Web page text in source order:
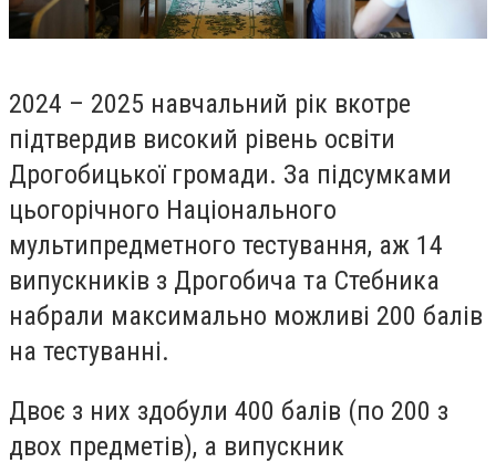
2024 – 2025 навчальний рік вкотре
підтвердив високий рівень освіти
Дрогобицької громади. За підсумками
цьогорічного Національного
мультипредметного тестування, аж 14
випускників з Дрогобича та Стебника
набрали максимально можливі 200 балів
на тестуванні.
Двоє з них здобули 400 балів (по 200 з
двох предметів), а випускник